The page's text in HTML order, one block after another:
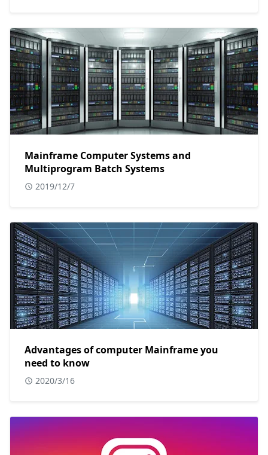
Mainframe Computer Systems and
Multiprogram Batch Systems
2019/12/7
Advantages of computer Mainframe you
need to know
2020/3/16